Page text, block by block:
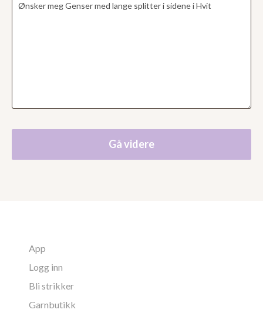
Gå videre
App
Logg inn
Bli strikker
Garnbutikk